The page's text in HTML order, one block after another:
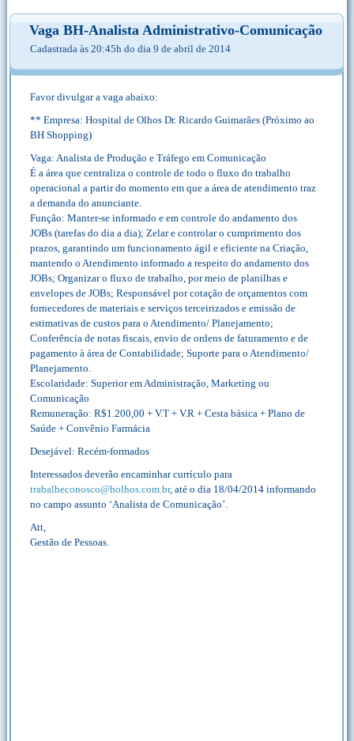
Vaga BH-Analista Administrativo-Comunicação
Cadastrada às 20:45h do dia 9 de abril de 2014
Favor divulgar a vaga abaixo:
** Empresa: Hospital de Olhos Dr. Ricardo Guimarães (Próximo ao
BH Shopping)
Vaga: Analista de Produção e Tráfego em Comunicação
É a área que centraliza o controle de todo o fluxo do trabalho
operacional a partir do momento em que a área de atendimento traz
a demanda do anunciante.
Função: Manter-se informado e em controle do andamento dos
JOBs (tarefas do dia a dia); Zelar e controlar o cumprimento dos
prazos, garantindo um funcionamento ágil e eficiente na Criação,
mantendo o Atendimento informado a respeito do andamento dos
JOBs; Organizar o fluxo de trabalho, por meio de planilhas e
envelopes de JOBs; Responsável por cotação de orçamentos com
fornecedores de materiais e serviços terceirizados e emissão de
estimativas de custos para o Atendimento/ Planejamento;
Conferência de notas fiscais, envio de ordens de faturamento e de
pagamento à área de Contabilidade; Suporte para o Atendimento/
Planejamento.
Escolaridade: Superior em Administração, Marketing ou
Comunicação
Remuneração: R$1.200,00 + V.T + V.R + Cesta básica + Plano de
Saúde + Convênio Farmácia
Desejável: Recém-formados
Interessados deverão encaminhar currículo para
trabalheconosco@holhos.com.br, até o dia 18/04/2014 informando
no campo assunto ‘Analista de Comunicação’.
Att,
Gestão de Pessoas.